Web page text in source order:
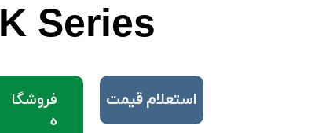
K Series
فروشگا
ه
​استعلام قیمت